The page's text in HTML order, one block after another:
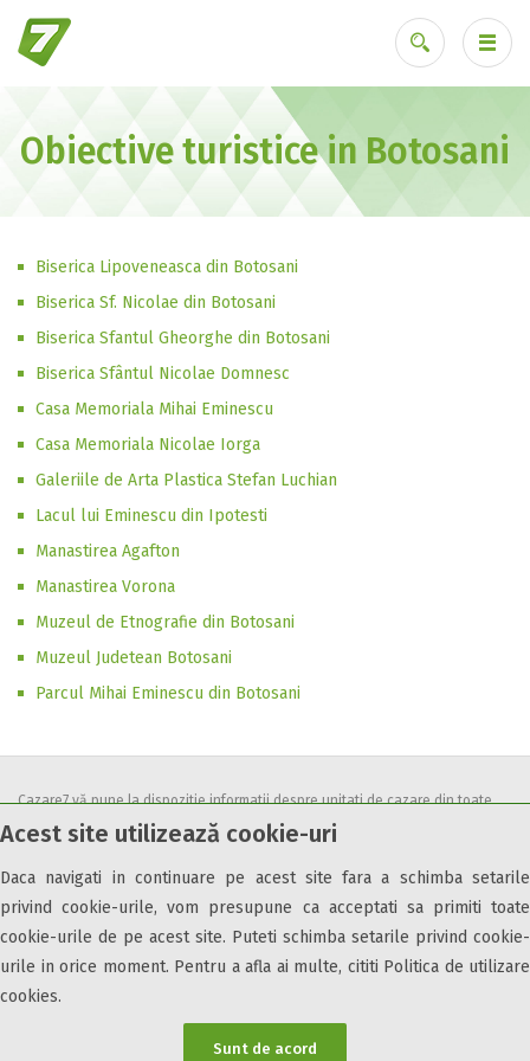
Acest site utilizează cookie-uri
Daca navigati in continuare pe acest site fara a schimba setarile
privind cookie-urile, vom presupune ca acceptati sa primiti toate
cookie-urile de pe acest site. Puteti schimba setarile privind cookie-
urile in orice moment. Pentru a afla ai multe, cititi Politica de utilizare
cookies.
Sunt de acord
Ai uitat parola?
Obiective turistice in Botosani
Biserica Lipoveneasca din Botosani
Biserica Sf. Nicolae din Botosani
Biserica Sfantul Gheorghe din Botosani
Biserica Sfântul Nicolae Domnesc
Casa Memoriala Mihai Eminescu
Casa Memoriala Nicolae Iorga
Galeriile de Arta Plastica Stefan Luchian
Lacul lui Eminescu din Ipotesti
Manastirea Agafton
Manastirea Vorona
Muzeul de Etnografie din Botosani
Muzeul Judetean Botosani
Parcul Mihai Eminescu din Botosani
Cazare7 vă pune la dispozitie informatii despre unitati de cazare din toate
zonele turistice, oferte speciale, rezervari online.
condițiile